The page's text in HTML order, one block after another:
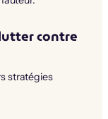
contre
stratégies